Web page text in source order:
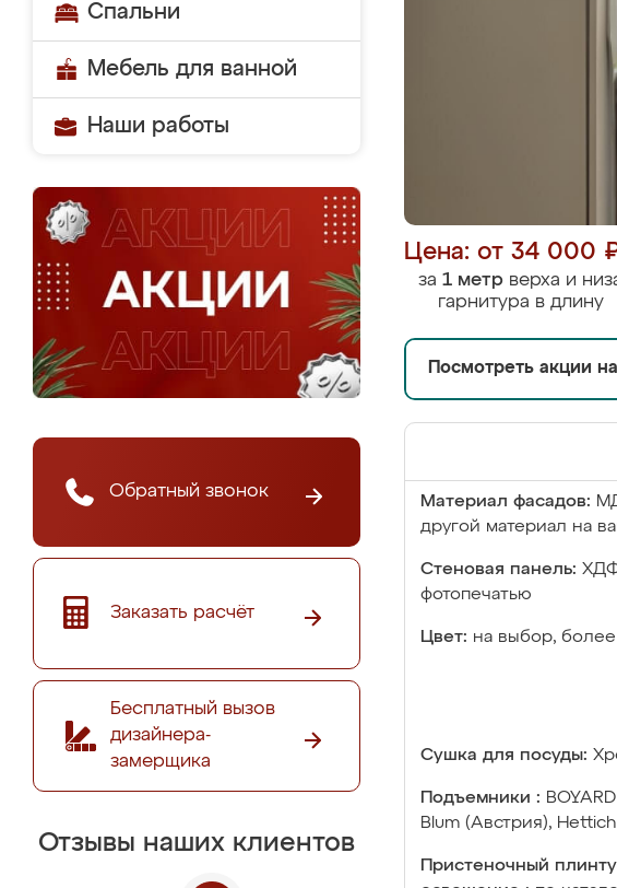
Спальни
Мебель для ванной
Наши работы
Обратный звонок
Заказать расчёт
Бесплатный вызов
дизайнера-
замерщика
Отзывы наших клиентов
Цена: от 34 000
за 1 метр верха и
гарнитура в длину
Посмотреть акции
Материал фасадов:
другой материал на
Стеновая панель:
фотопечатью
Цвет: на выбор,
Сушка для посуды:
Подъемники :
Blum (Австрия),
Пристеночный